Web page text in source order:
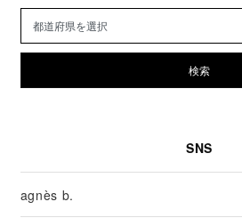
検索
SNS
agnès b.